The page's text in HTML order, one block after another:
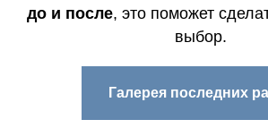
до и после, это поможет
выбор.
Галерея последних